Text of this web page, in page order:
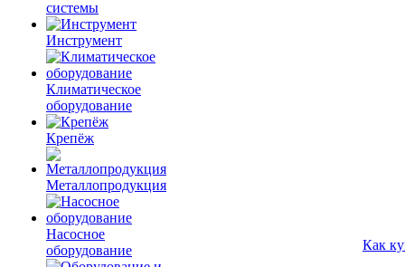
системы
Инструмент
Климатическое
оборудование
Крепёж
Металлопродукция
Насосное
оборудование
Как